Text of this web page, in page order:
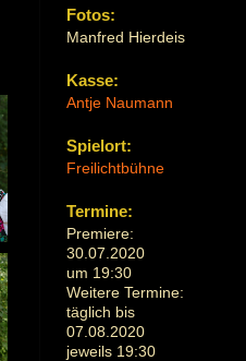
Fotos:
Manfred Hierdeis
Kasse:
Antje Naumann
Spielort:
Freilichtbühne
Termine:
Premiere:
30.07.2020
um 19:30
Weitere Termine:
täglich bis
07.08.2020
jeweils 19:30